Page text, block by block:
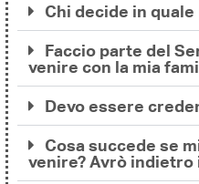
Chi decide in
Faccio parte del
venire con la mia
Devo essere
Cosa succede se
venire? Avrò indietro